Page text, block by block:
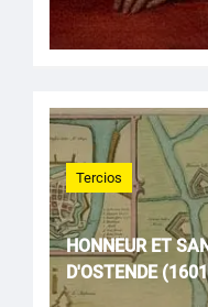
Tercios
HONNEUR ET
D'OSTENDE